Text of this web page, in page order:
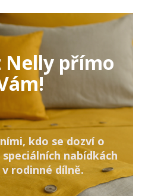
Nelly přímo
kdo se dozví o
nabídkách
rodinné dílně.